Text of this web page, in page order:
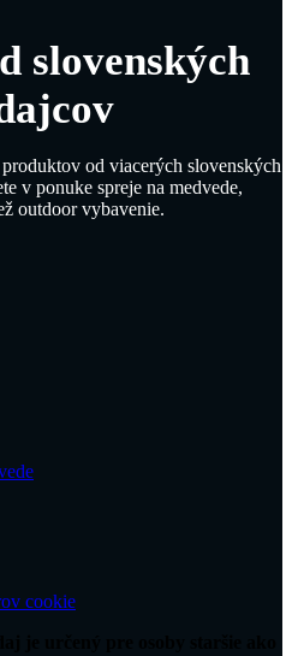
slovenských
od viacerých slovenských
v ponuke spreje na medvede,
outdoor vybavenie.
cookie